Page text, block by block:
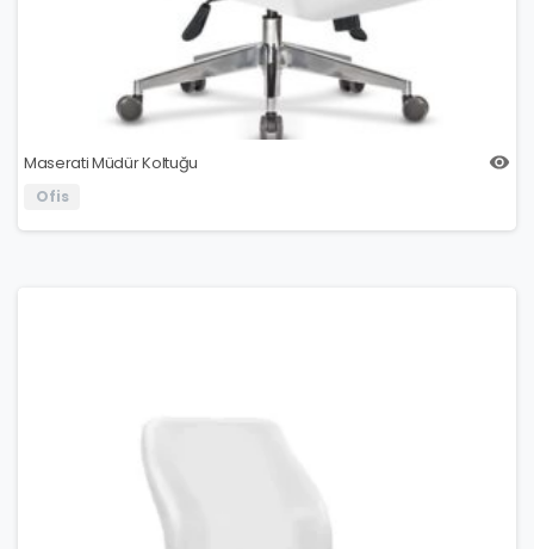
Maserati Müdür Koltuğu
Ofis